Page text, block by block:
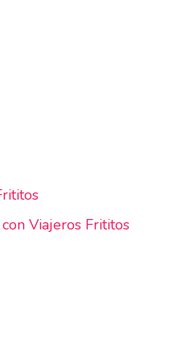
Viajeros Frititos